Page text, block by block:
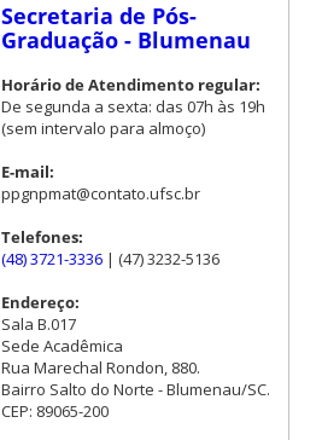
Secretaria de Pós-
Graduação - Blumenau
Horário de Atendimento regular:
De segunda a sexta: das 07h às 19h
(sem intervalo para almoço)
E-mail:
ppgnpmat@contato.ufsc.br
Telefones:
(48) 3721-3336| (47) 3232-5136
Endereço:
Sala B.017
Sede Acadêmica
Rua Marechal Rondon, 880.
Bairro Salto do Norte - Blumenau/SC.
CEP: 89065-200